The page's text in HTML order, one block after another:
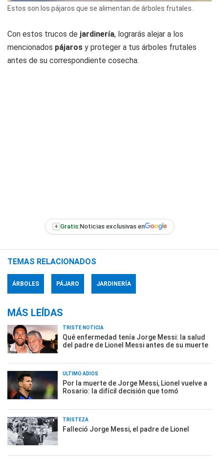
Estos son los pájaros que se alimentan de árboles frutales.
Con estos trucos de jardinería, lograrás alejar a los
mencionados pájaros y proteger a tus árboles frutales
antes de su correspondiente cosecha.
+ Gratis:Noticias exclusivas en
TEMAS RELACIONADOS
ÁRBOLES PÁJARO JARDINERÍA
MÁS LEÍDAS
TRISTE NOTICIA
Qué enfermedad tenía Jorge Messi: la salud
del padre de Lionel Messi antes de su muerte
ÚLTIMO ADIÓS
Por la muerte de Jorge Messi, Lionel vuelve a
Rosario: la difícil decisión que tomó
TRISTEZA
Falleció Jorge Messi, el padre de Lionel